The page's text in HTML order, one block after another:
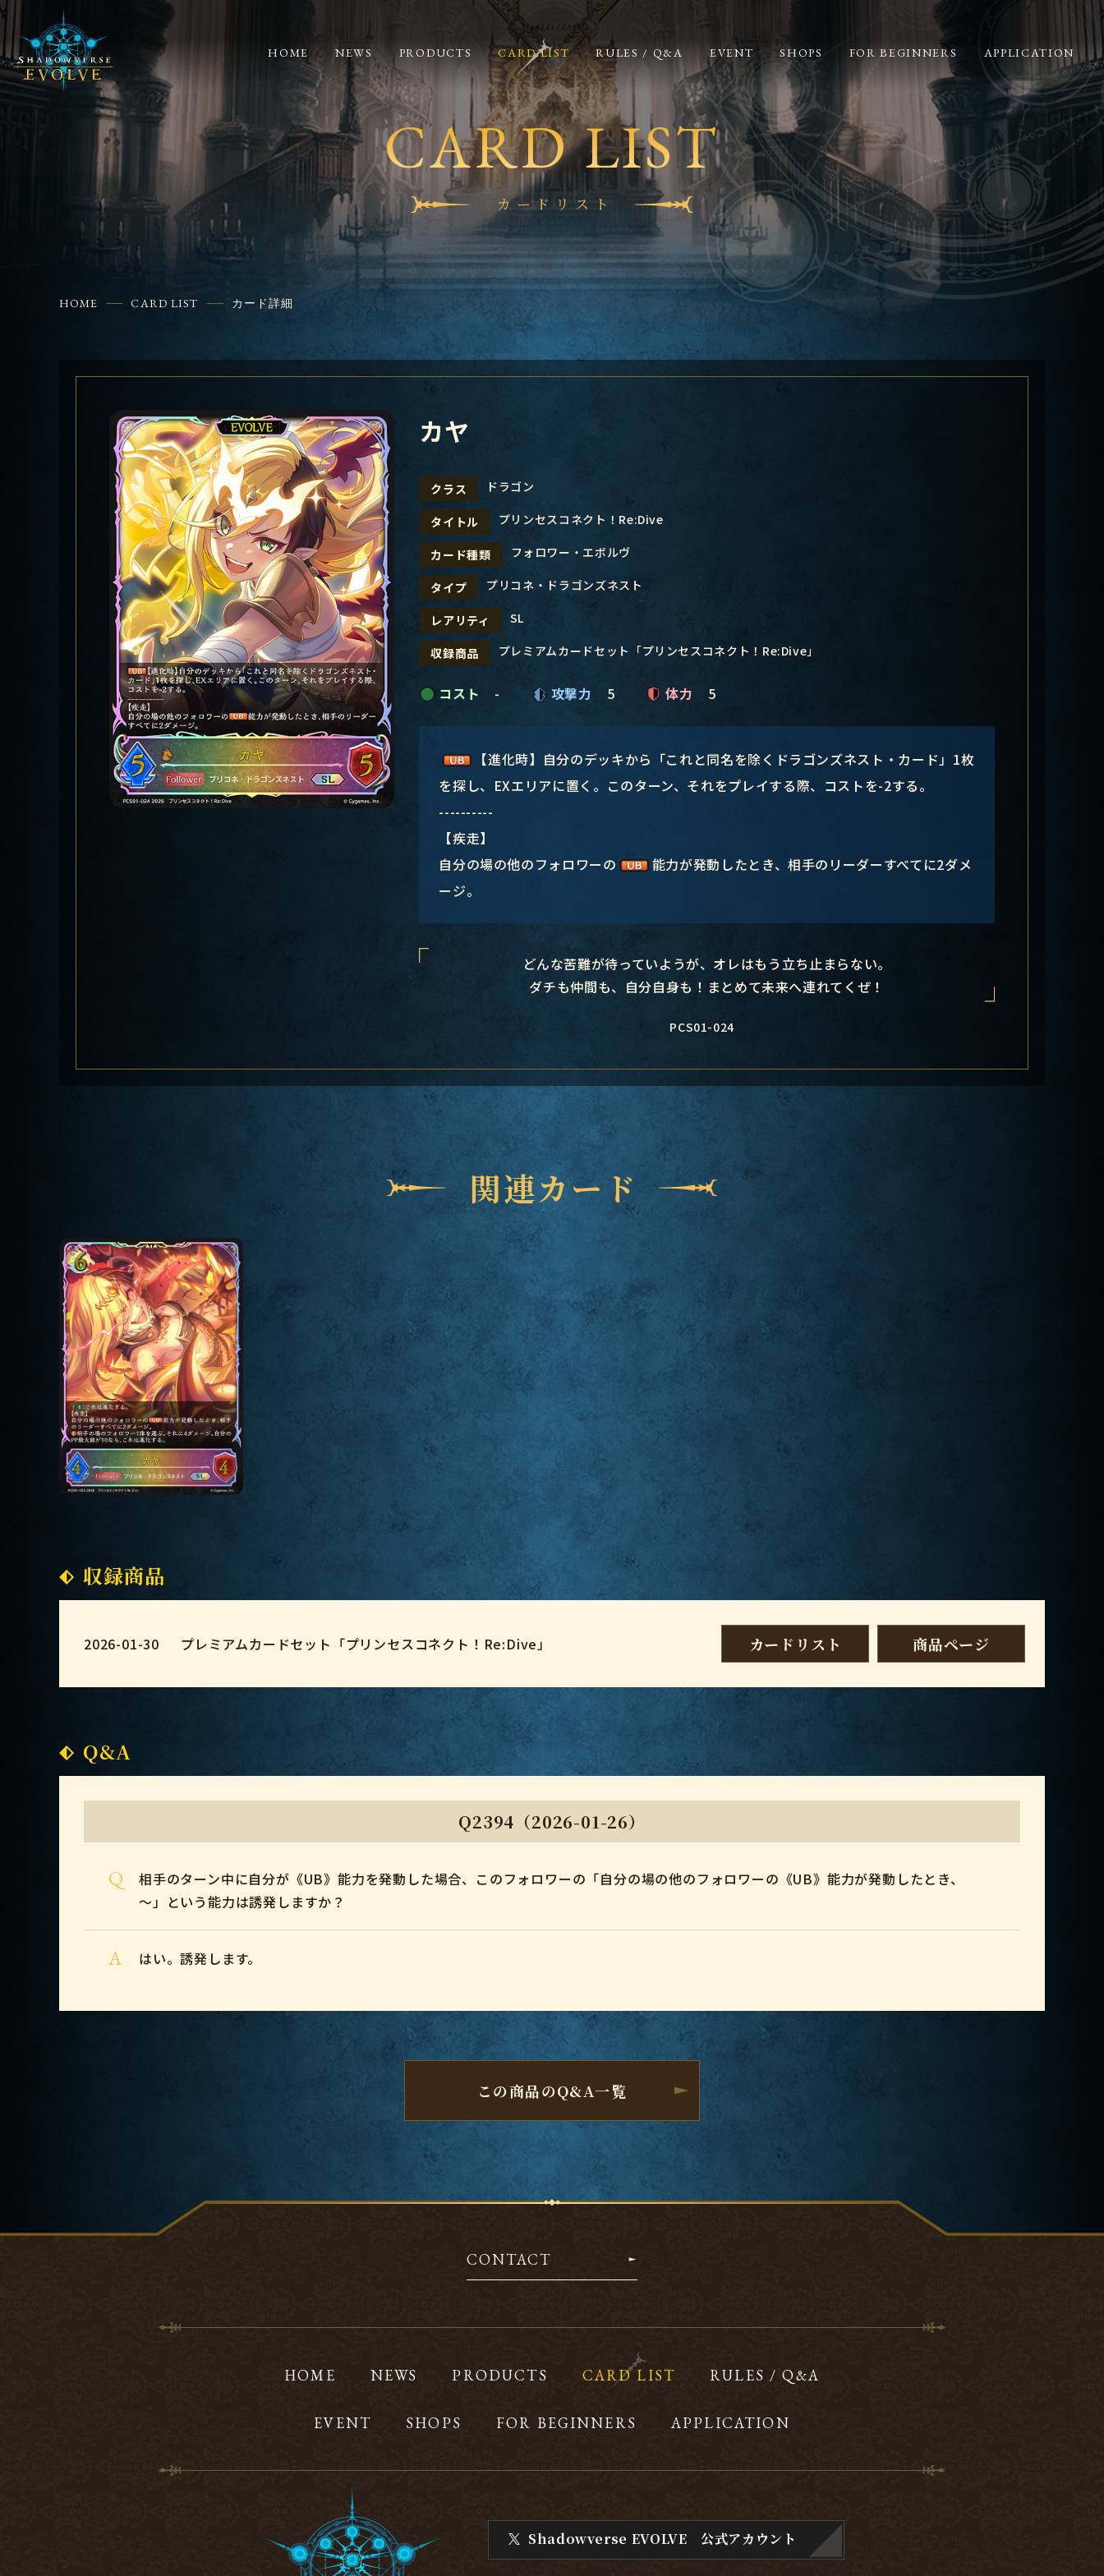
HOME NEWS PRODUCTS CARD LIST RULES / Q&A EVENT SHOPS FOR BEGINNERS APPLICATION
CARD LIST
カードリスト
HOME CARD LIST カード詳細
カヤ
クラス ドラゴン
タイトル プリンセスコネクト！Re:Dive
カード種類 フォロワー・エボルヴ
タイプ プリコネ・ドラゴンズネスト
レアリティ SL
収録商品 プレミアムカードセット「プリンセスコネクト！Re:Dive」
コスト - 攻撃力 5 体力 5
【進化時】自分のデッキから「これと同名を除くドラゴンズネスト・カード」1枚
を探し、EXエリアに置く。このターン、それをプレイする際、コストを-2する。
----------
【疾走】
自分の場の他のフォロワーの
能力が発動したとき、相手のリーダーすべてに2ダメ
ージ。
どんな苦難が待っていようが、オレはもう立ち止まらない。
ダチも仲間も、自分自身も！まとめて未来へ連れてくぜ！
PCS01-024
関連カード
収録商品
2026-01-30 プレミアムカードセット「プリンセスコネクト！Re:Dive」 カードリスト 商品ページ
Q&A
Q2394（2026-01-26）
Q
相手のターン中に自分が《UB》能力を発動した場合、このフォロワーの「自分の場の他のフォロワーの《UB》能力が発動したとき、
～」という能力は誘発しますか？
A はい。誘発します。
この商品のQ&A一覧
CONTACT
HOME NEWS PRODUCTS CARD LIST RULES / Q&A
EVENT SHOPS FOR BEGINNERS APPLICATION
Shadowverse EVOLVE 公式アカウント